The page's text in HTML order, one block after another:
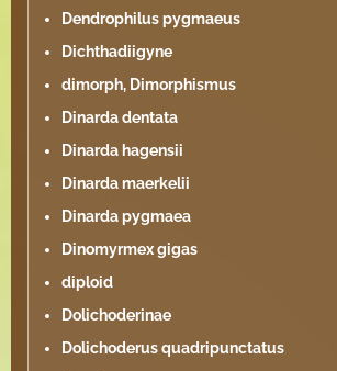
Dendrophilus pygmaeus
Dichthadiigyne
dimorph, Dimorphismus
Dinarda dentata
Dinarda hagensii
Dinarda maerkelii
Dinarda pygmaea
Dinomyrmex gigas
diploid
Dolichoderinae
Dolichoderus quadripunctatus